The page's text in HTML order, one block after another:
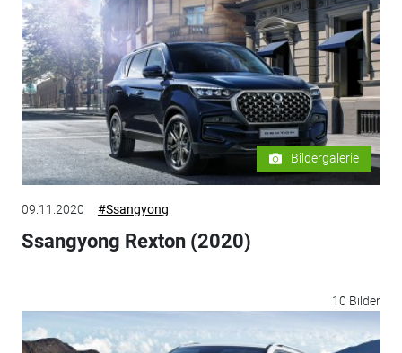
Bildergalerie
09.11.2020 #Ssangyong
Ssangyong Rexton (2020)
10 Bilder